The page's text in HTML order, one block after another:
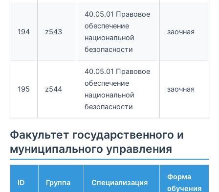
194 z543
40.05.01 Правовое
обеспечение
национальной
безопасности
заочная
195 z544
40.05.01 Правовое
обеспечение
национальной
безопасности
заочная
Факультет государственного и
муниципального управления
ID Группа Специализация
Форма
обучения